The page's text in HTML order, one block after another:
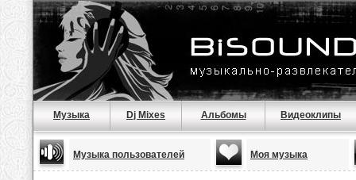
Музыка Dj Mixes Альбомы Видеоклипы
Музыка пользователей Моя музыка